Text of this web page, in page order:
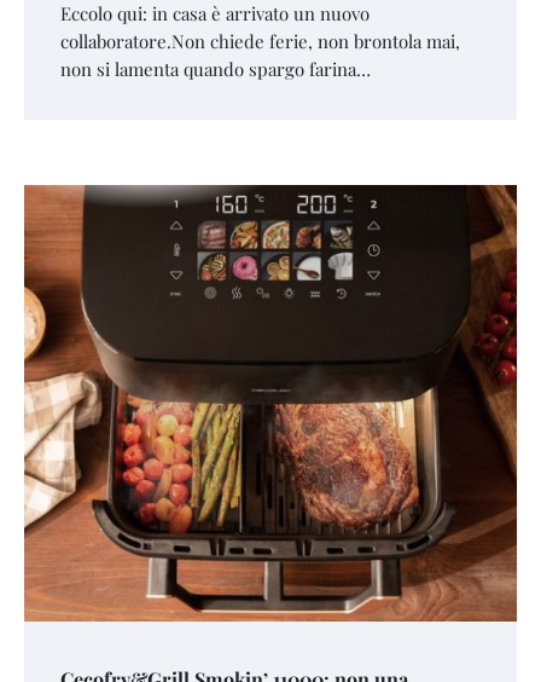
Eccolo qui: in casa è arrivato un nuovo
collaboratore.Non chiede ferie, non brontola mai,
non si lamenta quando spargo farina…